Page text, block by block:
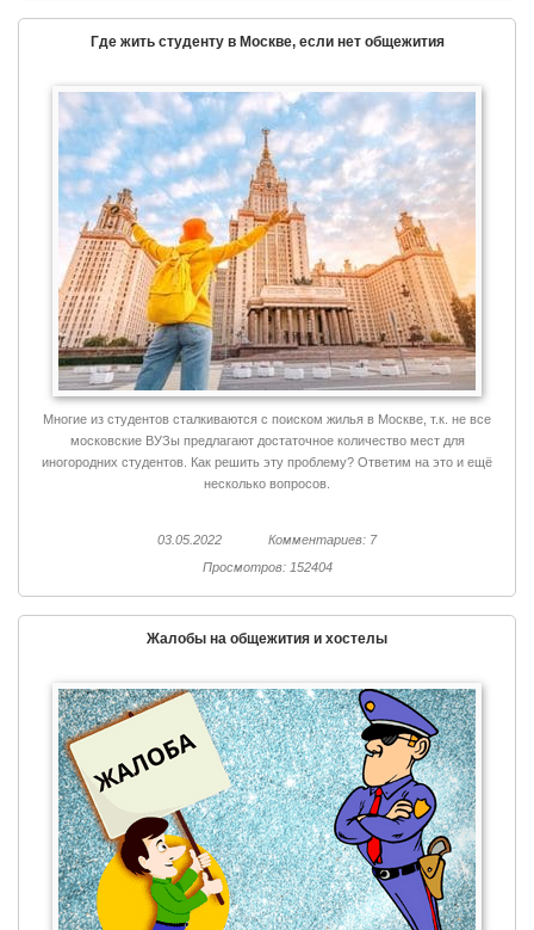
Где жить студенту в Москве, если нет общежития
Многие из студентов сталкиваются с поиском жилья в Москве, т.к. не все
московские ВУЗы предлагают достаточное количество мест для
иногородних студентов. Как решить эту проблему? Ответим на это и ещё
несколько вопросов.
03.05.2022
Комментариев: 7
Просмотров: 152404
Жалобы на общежития и хостелы